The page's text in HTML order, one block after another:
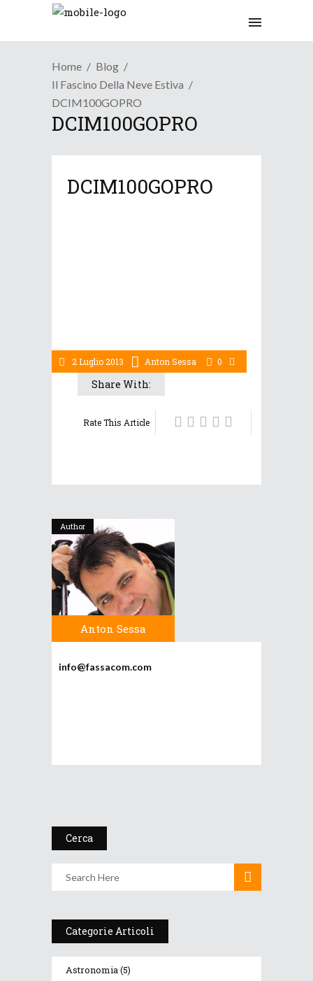
Home
Blog
Il Fascino Della Neve Estiva
DCIM100GOPRO
DCIM100GOPRO
2 Luglio 2013 Anton Sessa 0
DCIM100GOPRO
Share With:
Rate This Article
Author
Anton Sessa
info@fassacom.com
Cerca
Categorie Articoli
Astronomia(5)